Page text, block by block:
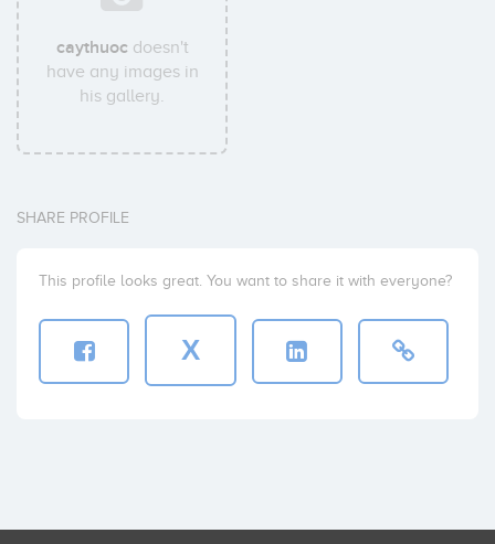
caythuoc doesn't
have any images in
his gallery.
SHARE PROFILE
This profile looks great. You want to share it with everyone?
X